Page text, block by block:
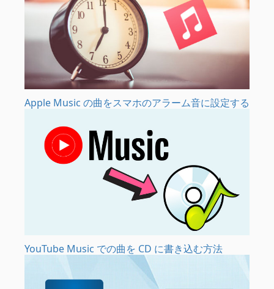
Apple Music の曲をスマホのアラーム音に設定する
YouTube Music での曲を CD に書き込む方法